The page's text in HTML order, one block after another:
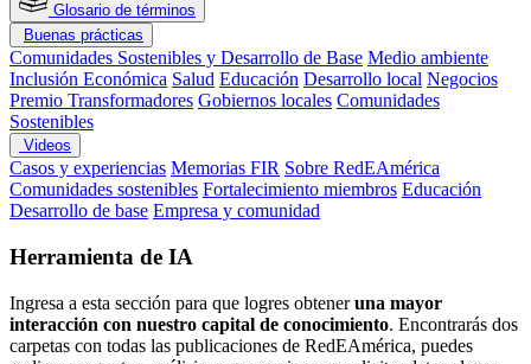
Glosario de términos
Buenas prácticas
Comunidades Sostenibles y Desarrollo de Base Medio ambiente
Inclusión Económica Salud Educación Desarrollo local Negocios
Premio Transformadores Gobiernos locales Comunidades
Sostenibles
Videos
Casos y experiencias Memorias FIR Sobre RedEAmérica
Comunidades sostenibles Fortalecimiento miembros Educación
Desarrollo de base Empresa y comunidad
Herramienta de IA
Ingresa a esta sección para que logres obteneruna mayor
interacción con nuestro capital de conocimiento. Encontrarás dos
carpetas con todas las publicaciones de RedEAmérica, puedes